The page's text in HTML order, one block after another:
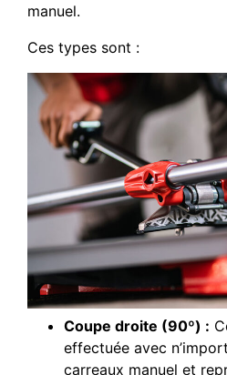
manuel.
Ces types sont :
Coupe droite (90º) :
effectuée avec
carreaux manuel et